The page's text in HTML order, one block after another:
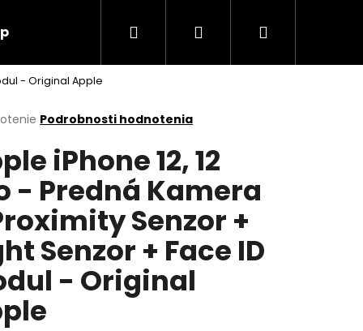
Kontakt
Hľadať PrihlásenieNákupný
- Original Apple
Podrobnosti hodnotenia
iPhone 12, 12
- Predná Kamera
Senzor +
Senzor + Face ID
- Original